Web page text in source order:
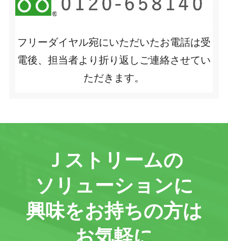
フリーダイヤル宛にいただいたお電話は受
電後、担当者より折り返しご連絡させてい
ただきます。
Ｊストリームの
ソリューションに
興味をお持ちの方は
お気軽に